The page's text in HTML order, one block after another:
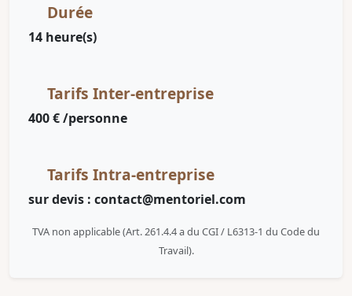
Durée
14 heure(s)
Tarifs Inter-entreprise
400 € /personne
Tarifs Intra-entreprise
sur devis : contact@mentoriel.com
TVA non applicable (Art. 261.4.4 a du CGI / L6313-1 du Code du
Travail).